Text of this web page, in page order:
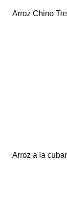
Arroz Chino
Arroz a la